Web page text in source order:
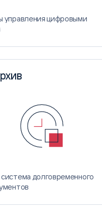
управления цифровыми
долговременного